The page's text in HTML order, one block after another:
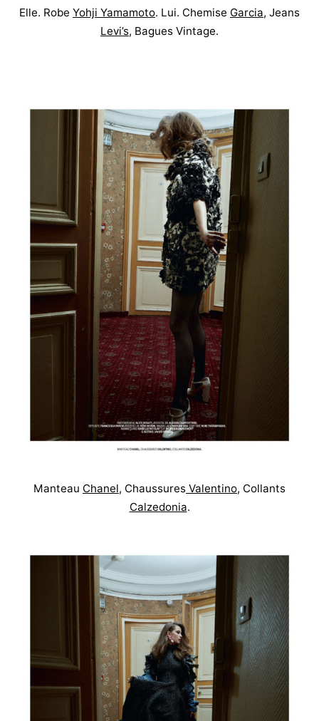
Elle. Robe Yohji Yamamoto. Lui. Chemise Garcia, Jeans
Levi’s, Bagues Vintage.
Manteau Chanel, Chaussures Valentino, Collants
Calzedonia.